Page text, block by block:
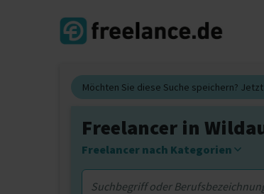
Möchten Sie diese Suche speichern? Jetzt
Freelancer in
Freelancer nach Kategorien